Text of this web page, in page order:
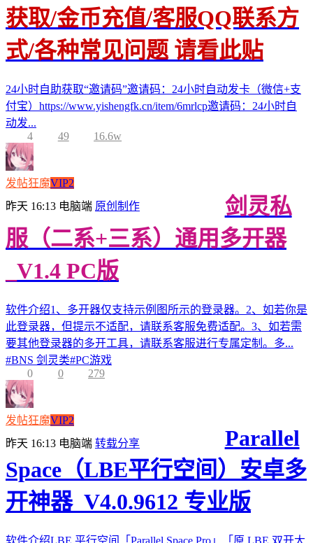
获取/金币充值/客服QQ联系方
式/各种常见问题 请看此贴
24小时自助获取“邀请码”邀请码：24小时自动发卡（微信+支
付宝）https://www.yishengfk.cn/item/6mrlcp邀请码：24小时自
动发...
4
49 16.6w
发帖狂魔VIP2
昨天 16:13 电脑端 原创制作
剑灵私
服（二系+三系）通用多开器
_V1.4 PC版
软件介绍1、多开器仅支持示例图所示的登录器。2、如若你是
此登录器，但提示不适配，请联系客服免费适配。3、如若需
要其他登录器的多开工具，请联系客服进行专属定制。多...
#BNS 剑灵类#PC游戏
0
0 279
发帖狂魔VIP2
昨天 16:13 电脑端 转载分享
Parallel
Space（LBE平行空间）安卓多
开神器_V4.0.9612 专业版
软件介绍LBE 平行空间「Parallel Space Pro」「原 LBE 双开大